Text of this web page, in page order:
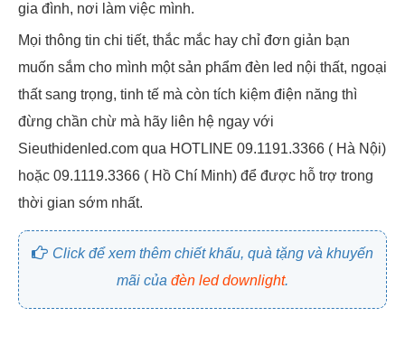
gia đình, nơi làm việc mình.
Mọi thông tin chi tiết, thắc mắc hay chỉ đơn giản bạn
muốn sắm cho mình một sản phẩm đèn led nội thất, ngoại
thất sang trọng, tinh tế mà còn tích kiệm điện năng thì
đừng chần chừ mà hãy liên hệ ngay với
Sieuthidenled.com qua HOTLINE 09.1191.3366 ( Hà Nội)
hoặc 09.1119.3366 ( Hồ Chí Minh) để được hỗ trợ trong
thời gian sớm nhất.
Click để xem thêm chiết khấu, quà tặng và khuyến
mãi của đèn led downlight.